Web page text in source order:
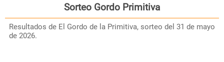
Sorteo Gordo Primitiva
Resultados de El Gordo de la Primitiva, sorteo del 31 de mayo
de 2026.